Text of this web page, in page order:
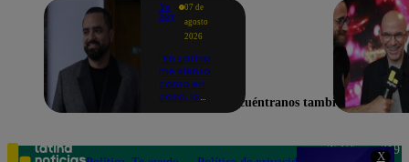
X
Yo
Soy
07 de
agosto
2026
"En Latina
me siento
como en
casa, lo
emocionado
Encuéntranos también en
Teléfono: 219